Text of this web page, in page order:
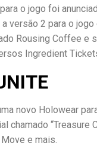
o jogo foi
versão 2 para o
Rousing Coffee e
Ingredient
novo Holowear
chamado “Treasure
e mais.